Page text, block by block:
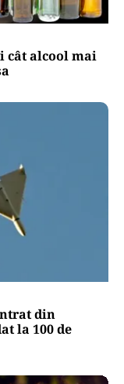
cât alcool mai
din
la 100 de